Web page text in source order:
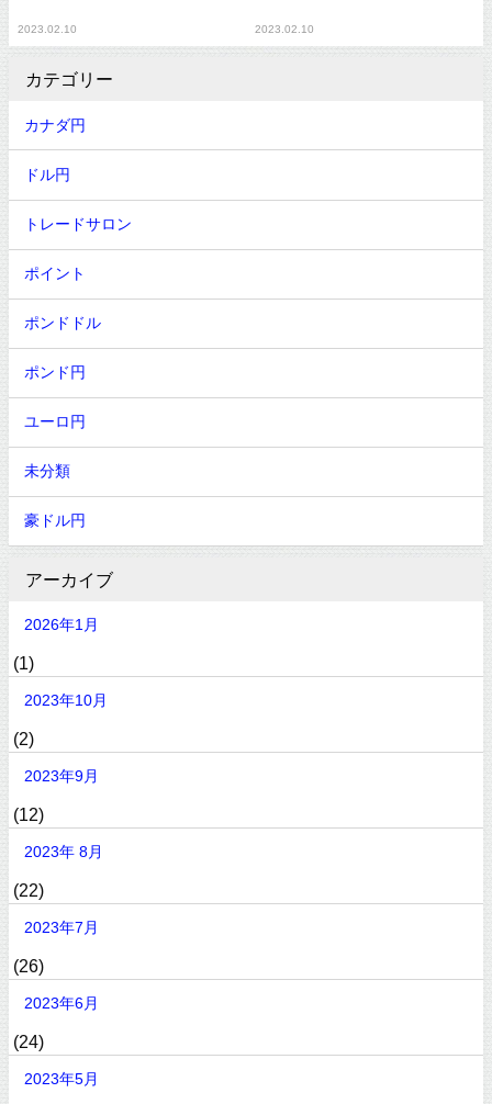
2023.02.10 2023.02.10
カテゴリー
カナダ円
ドル円
トレードサロン
ポイント
ポンドドル
ポンド円
ユーロ円
未分類
豪ドル円
アーカイブ
2026年1月
(1)
2023年10月
(2)
2023年9月
(12)
2023年 8月
(22)
2023年7月
(26)
2023年6月
(24)
2023年5月